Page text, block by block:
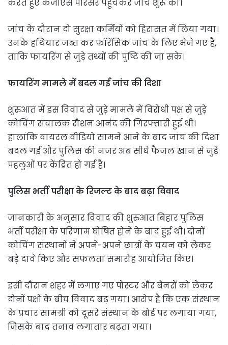
करते हुए केजीएस परिसर पहुंचकर जांच शुरू की।
जांच के दौरान दो सुरक्षा कर्मियों को हिरासत में लिया गया।
उनके हथियार जब्त कर फॉरेंसिक जांच के लिए भेजे गए हैं,
ताकि फायरिंग से जुड़े तथ्यों की पुष्टि की जा सके।
फायरिंग मामले में बदल गई जांच की दिशा
शुरुआत में इस विवाद से जुड़े मामले में विरोधी पक्ष से जुड़े
कोचिंग संचालक रौशन आनंद की गिरफ्तारी हुई थी।
हालांकि वायरल वीडियो सामने आने के बाद जांच की दिशा
बदल गई और पुलिस की नजर अब सीधे फैजल खान से जुड़े
पहलुओं पर केंद्रित हो गई है।
पुलिस भर्ती परीक्षा के रिजल्ट के बाद बढ़ा विवाद
जानकारी के अनुसार विवाद की शुरुआत बिहार पुलिस
भर्ती परीक्षा के परिणाम घोषित होने के बाद हुई थी। दोनों
कोचिंग संस्थानों ने अपने-अपने छात्रों के चयन को लेकर
बड़े दावे किए और सफलता समारोह आयोजित किए।
इसी दौरान शहर में लगाए गए पोस्टर और बैनरों को लेकर
दोनों पक्षों के बीच विवाद बढ़ गया। आरोप है कि एक संस्थान
के प्रचार सामग्री को दूसरे संस्थान के बोर्ड पर लगाया गया,
जिसके बाद तनाव लगातार बढ़ता गया।